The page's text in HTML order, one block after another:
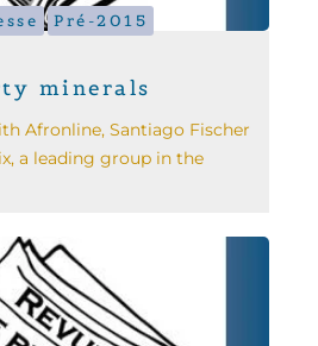
Pré-2015
minerals
Afronline, Santiago Fischer
a leading group in the